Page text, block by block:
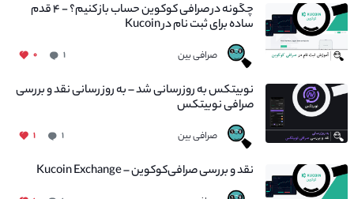
چگونه در صرافی کوکوین حساب باز کنیم؟ - ۴ قدم
ساده برای ثبت نام در Kucoin
صرافی بین ۱ ۰
نوبیتکس به روزرسانی شد – به روز رسانی نقد و بررسی
صرافی نوبیتکس
صرافی بین ۱ ۱
نقد و بررسی صرافی‌کوکوین – Kucoin Exchange